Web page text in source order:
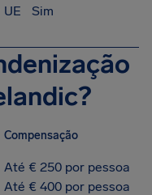
Sim
Compensação
Até € 250 por pessoa
Até € 400 por pessoa